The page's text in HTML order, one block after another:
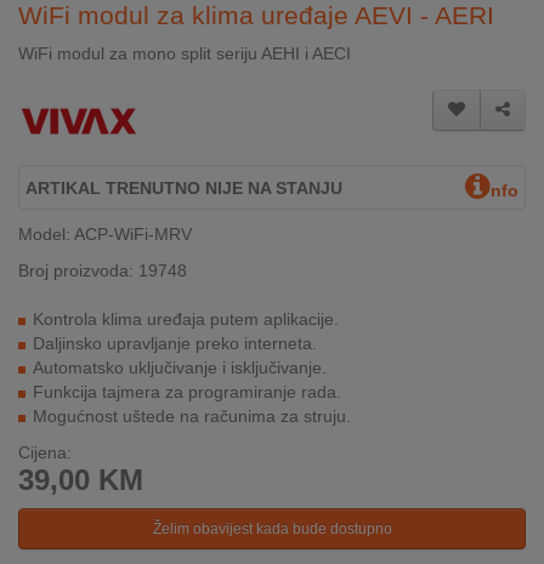
&
GAME
INTERNO
NALOG
BRENDOVI
NOVO
U
PONUDI
KONTAKT
WiFi modul za klima uređaje AEVI - AERI
WiFi modul za mono split seriju AEHI i AECI
ARTIKAL TRENUTNO NIJE NA STANJU nfo
Model: ACP-WiFi-MRV
Broj proizvoda: 19748
Kontrola klima uređaja putem aplikacije.
Daljinsko upravljanje preko interneta.
Automatsko uključivanje i isključivanje.
Funkcija tajmera za programiranje rada.
Mogućnost uštede na računima za struju.
Cijena:
39,00 KM
Želim obavijest kada bude dostupno